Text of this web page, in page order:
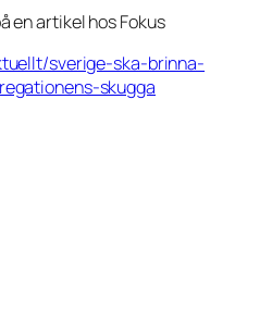
en artikel hos Fokus
sverige-ska-brinna-
skugga